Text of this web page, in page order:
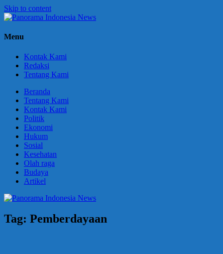
Skip to content
Panorama
Berani
Menu
Kontak Kami
Redaksi
Tentang Kami
Beranda
Tentang Kami
Kontak Kami
Politik
Ekonomi
Hukum
Sosial
Kesehatan
Olah raga
Budaya
Artikel
Tag: Pemberdayaan